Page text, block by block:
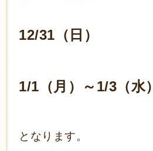
12/31（日）
1/1（月）～1/3
となります。